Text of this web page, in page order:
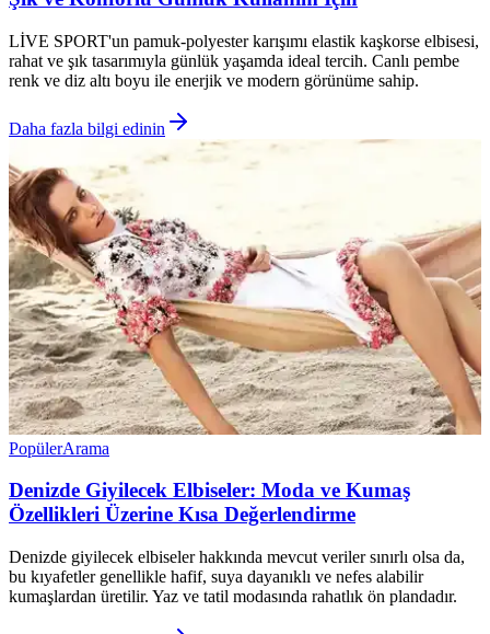
LİVE SPORT'un pamuk-polyester karışımı elastik kaşkorse elbisesi,
rahat ve şık tasarımıyla günlük yaşamda ideal tercih. Canlı pembe
renk ve diz altı boyu ile enerjik ve modern görünüme sahip.
Daha fazla bilgi edinin
PopülerArama
Denizde Giyilecek Elbiseler: Moda ve Kumaş
Özellikleri Üzerine Kısa Değerlendirme
Denizde giyilecek elbiseler hakkında mevcut veriler sınırlı olsa da,
bu kıyafetler genellikle hafif, suya dayanıklı ve nefes alabilir
kumaşlardan üretilir. Yaz ve tatil modasında rahatlık ön plandadır.